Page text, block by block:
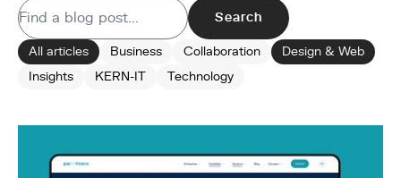
Search
All articles Business Collaboration
Design & Web
Insights
KERN-IT Technology